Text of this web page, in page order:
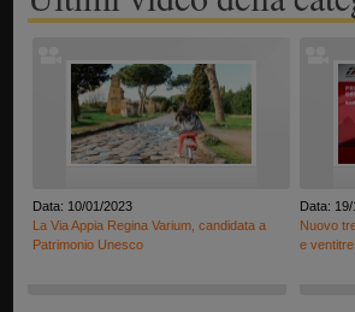
Data: 10/01/2023
La Via Appia Regina Varium, candidata a
Patrimonio Unesco
Data:
Nuovo
e